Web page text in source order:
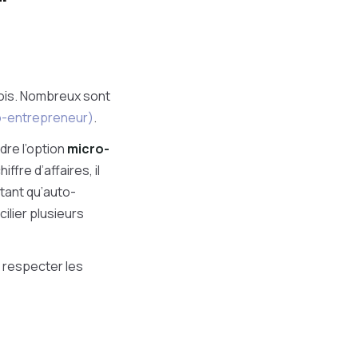
Nombreux sont
entrepreneur).
l’option micro-
d’affaires, il
qu’auto-
plusieurs
respecter les